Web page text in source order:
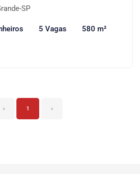
SP
5 Vagas 580 m²
‹ 1 ›